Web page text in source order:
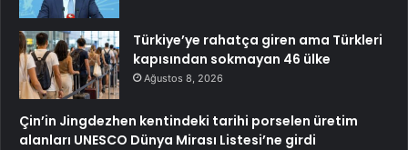
Türkiye’ye rahatça giren ama Türkleri
kapısından sokmayan 46 ülke
Ağustos 8, 2026
Çin’in Jingdezhen kentindeki tarihi porselen üretim
alanları UNESCO Dünya Mirası Listesi’ne girdi